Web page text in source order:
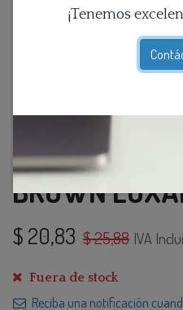
¡Tenemos
APLIQUE 1L
BROWN
$ 20,83 $25,88 IVA
Fuera de stock
Reciba una notificación